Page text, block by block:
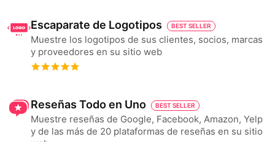
Escaparate de Logotipos BEST SELLER
Muestre los logotipos de sus clientes, socios, marcas
y proveedores en su sitio web
Reseñas Todo en Uno BEST SELLER
Muestre reseñas de Google, Facebook, Amazon, Yelp
y de las más de 20 plataformas de reseñas en su sitio